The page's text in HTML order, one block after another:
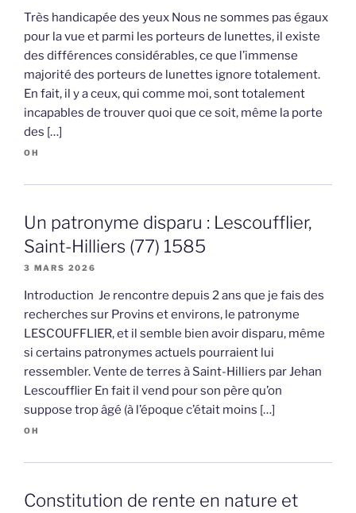
Très handicapée des yeux Nous ne sommes pas égaux
pour la vue et parmi les porteurs de lunettes, il existe
des différences considérables, ce que l’immense
majorité des porteurs de lunettes ignore totalement.
En fait, il y a ceux, qui comme moi, sont totalement
incapables de trouver quoi que ce soit, même la porte
des […]
OH
Un patronyme disparu : Lescoufflier,
Saint-Hilliers (77) 1585
3 MARS 2026
Introduction Je rencontre depuis 2 ans que je fais des
recherches sur Provins et environs, le patronyme
LESCOUFFLIER, et il semble bien avoir disparu, même
si certains patronymes actuels pourraient lui
ressembler. Vente de terres à Saint-Hilliers par Jehan
Lescoufflier En fait il vend pour son père qu’on
suppose trop âgé (à l’époque c’était moins […]
OH
Constitution de rente en nature et